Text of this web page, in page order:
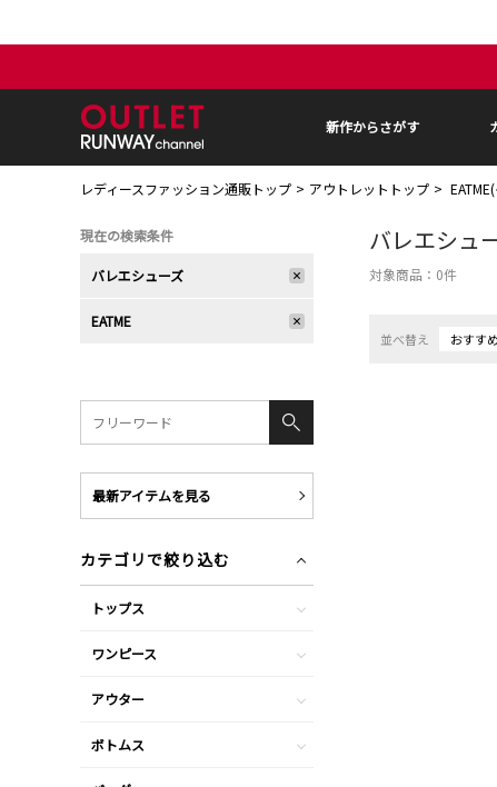
新作からさがす
レディースファッション通販トップ アウトレットトップ
バレエシュ
対象商品： 0件
並べ替え おすす
現在の検索条件
バレエシューズ
EATME
最新アイテムを見る
カテゴリで絞り込む
トップス
ワンピース
アウター
ボトムス